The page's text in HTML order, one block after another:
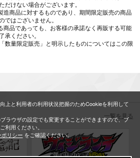
だけない場合がございます。
造商品に対するものであり、期間限定販売の商品
ではございません。
商品であっても、お客様の承諾なく再販する可能
承ください。
数量限定販売」と明示したものについてはこの限
一覧を見る
上と利用者の利用状況把握のためCookieを利用して
ラウザの設定でも変更することができますので、ブ
利用ください。
リシー をご確認ください。